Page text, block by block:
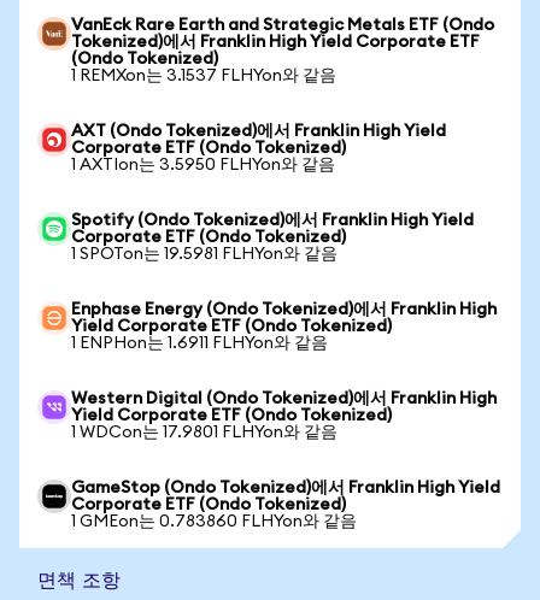
VanEck Rare Earth and Strategic Metals ETF (Ondo
Tokenized)에서 Franklin High Yield Corporate ETF
(Ondo Tokenized)
1 REMXon는 3.1537 FLHYon와 같음
AXT (Ondo Tokenized)에서 Franklin High Yield
Corporate ETF (Ondo Tokenized)
1 AXTIon는 3.5950 FLHYon와 같음
Spotify (Ondo Tokenized)에서 Franklin High Yield
Corporate ETF (Ondo Tokenized)
1 SPOTon는 19.5981 FLHYon와 같음
Enphase Energy (Ondo Tokenized)에서 Franklin High
Yield Corporate ETF (Ondo Tokenized)
1 ENPHon는 1.6911 FLHYon와 같음
Western Digital (Ondo Tokenized)에서 Franklin High
Yield Corporate ETF (Ondo Tokenized)
1 WDCon는 17.9801 FLHYon와 같음
GameStop (Ondo Tokenized)에서 Franklin High Yield
Corporate ETF (Ondo Tokenized)
1 GMEon는 0.783860 FLHYon와 같음
면책 조항